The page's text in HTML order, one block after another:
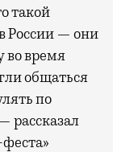
такой
России — они
во время
общаться
по
рассказал